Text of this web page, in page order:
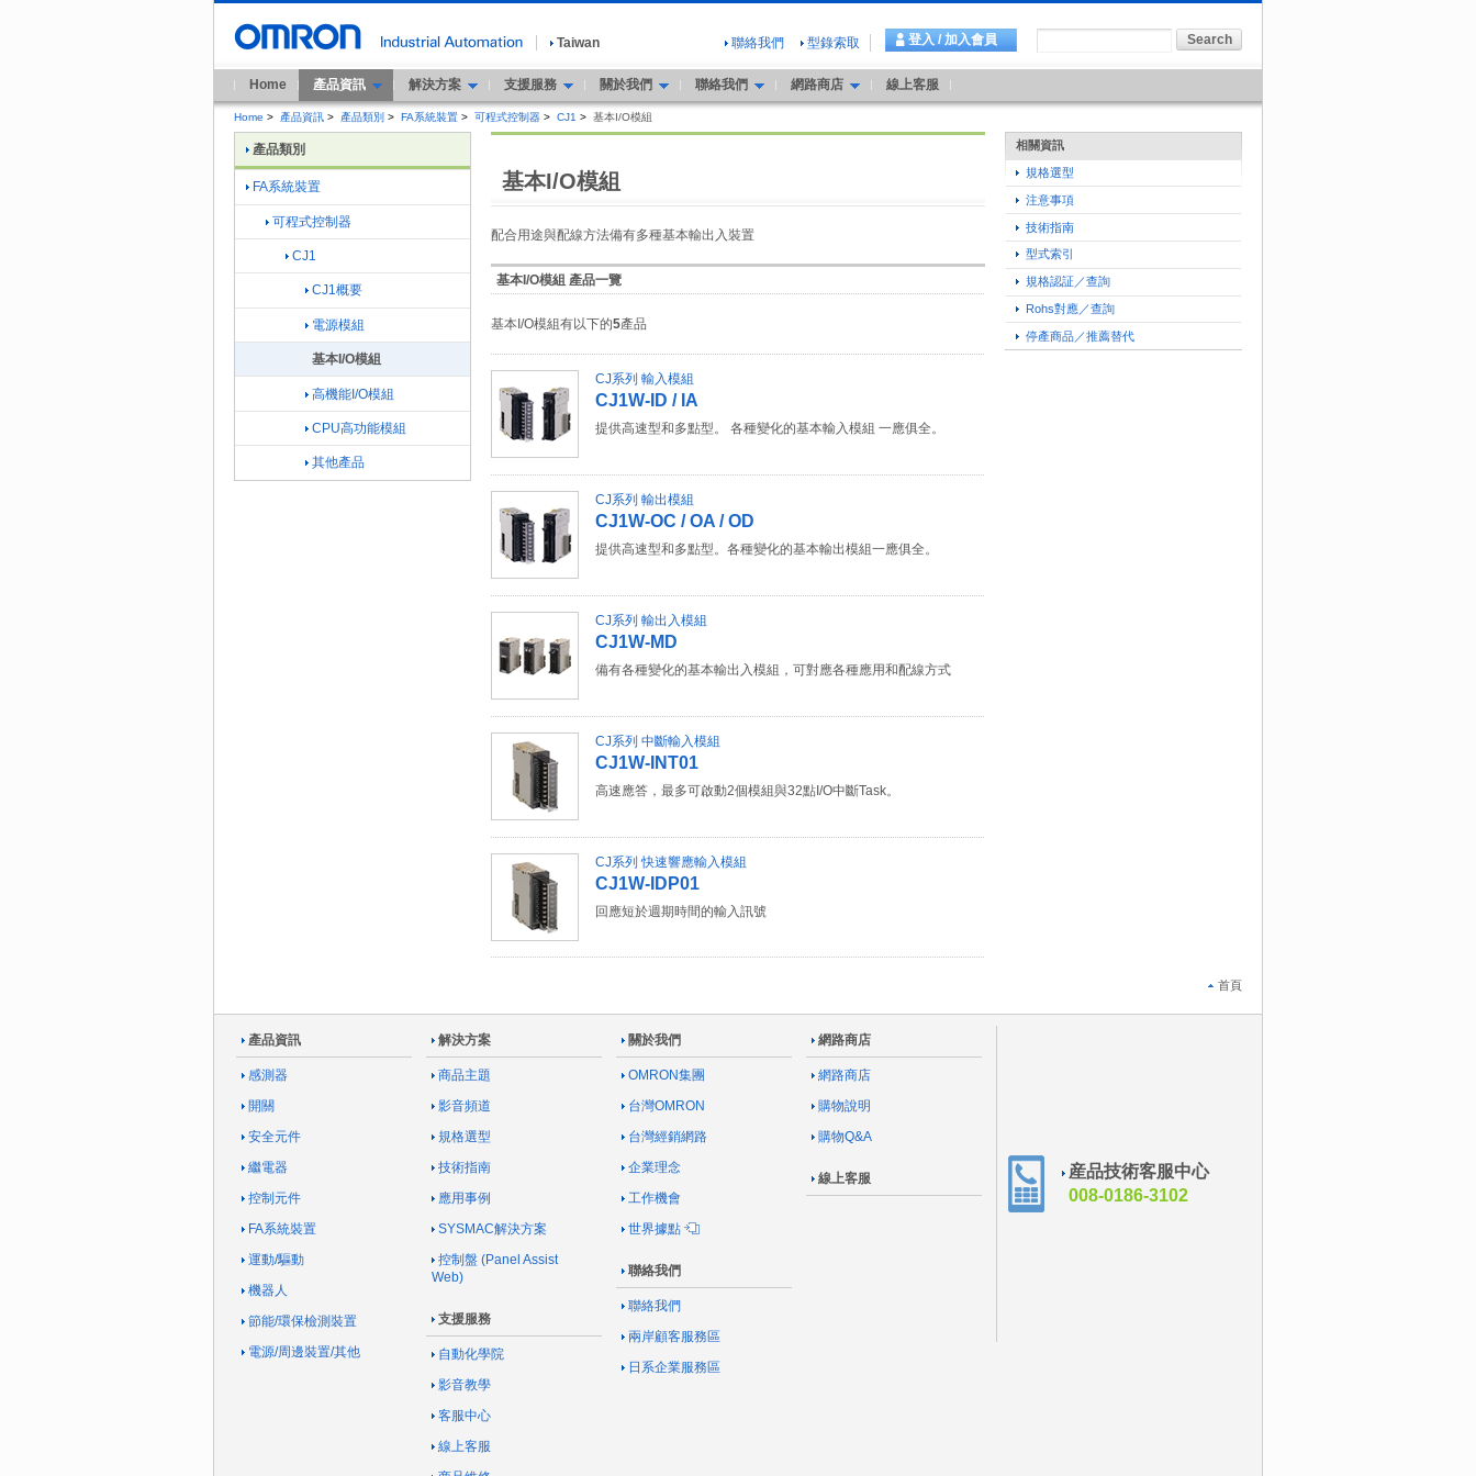
Taiwan 聯絡我們 型錄索取 登入 / 加入會員
Home 產品資訊 解決方案 支援服務 關於我們 聯絡我們 網路商店 線上客服
Home > 產品資訊 > 產品類別 > FA系統裝置 > 可程式控制器 > CJ1 > 基本I/O模組
基本I/O模組
配合用途與配線方法備有多種基本輸出入裝置
基本I/O模組 產品一覽
基本I/O模組有以下的5產品
CJ系列 輸入模組
CJ1W-ID / IA
提供高速型和多點型。 各種變化的基本輸入模組 一應俱全。
CJ系列 輸出模組
CJ1W-OC / OA / OD
提供高速型和多點型。各種變化的基本輸出模組一應俱全。
CJ系列 輸出入模組
CJ1W-MD
備有各種變化的基本輸出入模組，可對應各種應用和配線方式
CJ系列 中斷輸入模組
CJ1W-INT01
高速應答，最多可啟動2個模組與32點I/O中斷Task。
CJ系列 快速響應輸入模組
CJ1W-IDP01
回應短於週期時間的輸入訊號
相關資訊
規格選型
注意事項
技術指南
型式索引
規格認証／查詢
Rohs對應／查詢
停產商品／推薦替代
產品類別
FA系統裝置
可程式控制器
CJ1
CJ1概要
電源模組
基本I/O模組
高機能I/O模組
CPU高功能模組
其他產品
首頁
產品資訊
感測器
開關
安全元件
繼電器
控制元件
FA系統裝置
運動/驅動
機器人
節能/環保檢測裝置
電源/周邊裝置/其他
解決方案
商品主題
影音頻道
規格選型
技術指南
應用事例
SYSMAC解決方案
控制盤 (Panel Assist
Web)
支援服務
自動化學院
影音教學
客服中心
線上客服
關於我們
OMRON集團
台灣OMRON
台灣經銷網路
企業理念
工作機會
世界據點
聯絡我們
聯絡我們
兩岸顧客服務區
日系企業服務區
網路商店
網路商店
購物說明
購物Q&A
線上客服
産品技術客服中心
008-0186-3102